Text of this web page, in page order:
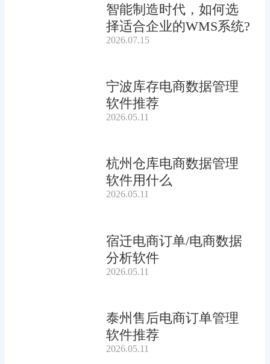
智能制造时代，如何选
择适合企业的WMS系统?
2026.07.15
宁波库存电商数据管理
软件推荐
2026.05.11
杭州仓库电商数据管理
软件用什么
2026.05.11
宿迁电商订单/电商数据
分析软件
2026.05.11
泰州售后电商订单管理
软件推荐
2026.05.11